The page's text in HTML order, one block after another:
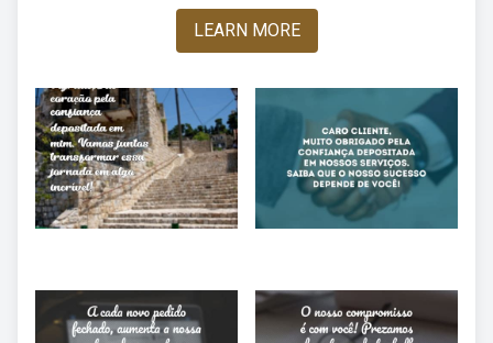
LEARN MORE